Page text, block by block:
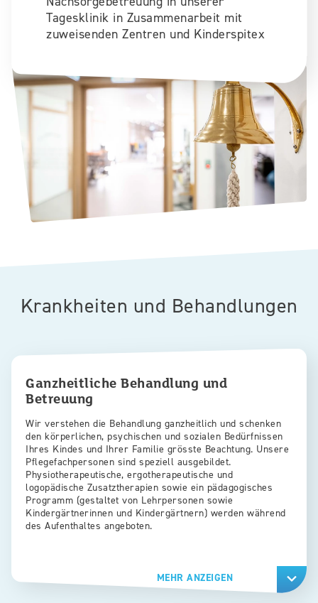
Tagesklinik in Zusammenarbeit mit
zuweisenden Zentren und Kinderspitex
Krankheiten und Behandlungen
Ganzheitliche Behandlung und
Betreuung
Wir verstehen die Behandlung ganzheitlich und schenken
den körperlichen, psychischen und sozialen Bedürfnissen
Ihres Kindes und Ihrer Familie grösste Beachtung. Unsere
Pflegefachpersonen sind speziell ausgebildet.
Physiotherapeutische, ergotherapeutische und
logopädische Zusatztherapien sowie ein pädagogisches
Programm (gestaltet von Lehrpersonen sowie
Kindergärtnerinnen und Kindergärtnern) werden während
des Aufenthaltes angeboten.
MEHR ANZEIGEN